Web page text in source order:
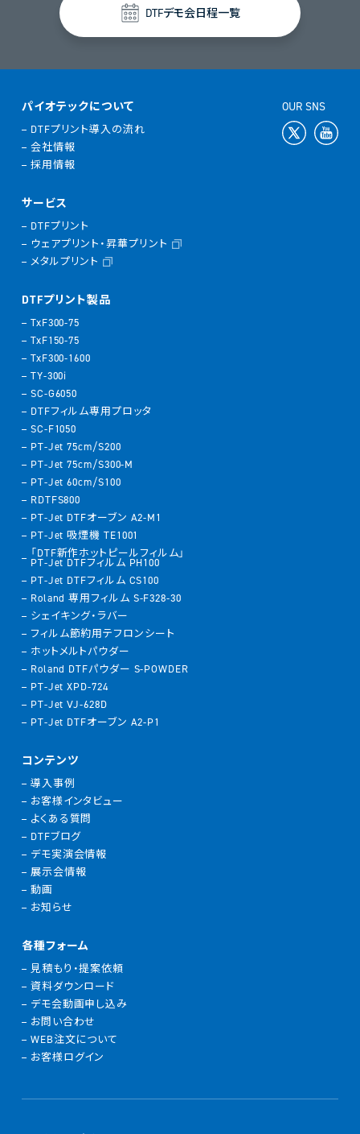
DTFデモ会日程一覧
パイオテックについて
DTFプリント導入の流れ
会社情報
採用情報
サービス
DTFプリント
ウェアプリント・昇華プリント
メタルプリント
DTFプリント製品
TxF300-75
TxF150-75
TxF300-1600
TY-300i
SC-G6050
DTFフィルム専用プロッタ
SC-F1050
PT-Jet 75cm/S200
PT-Jet 75cm/S300-M
PT-Jet 60cm/S100
RDTFS800
PT-Jet DTFオーブン A2-M1
PT-Jet 吸煙機 TE1001
「DTF新作ホットピールフィルム」
PT-Jet DTFフィルム PH100
PT-Jet DTFフィルム CS100
Roland 専用フィルム S-F328-30
シェイキング・ラバー
フィルム節約用テフロンシート
ホットメルトパウダー
Roland DTFパウダー S-POWDER
PT-Jet XPD-724
PT-Jet VJ-628D
PT-Jet DTFオーブン A2-P1
コンテンツ
導入事例
お客様インタビュー
よくある質問
DTFブログ
デモ実演会情報
展示会情報
動画
お知らせ
各種フォーム
見積もり・提案依頼
資料ダウンロード
デモ会動画申し込み
お問い合わせ
WEB注文について
お客様ログイン
OUR SNS